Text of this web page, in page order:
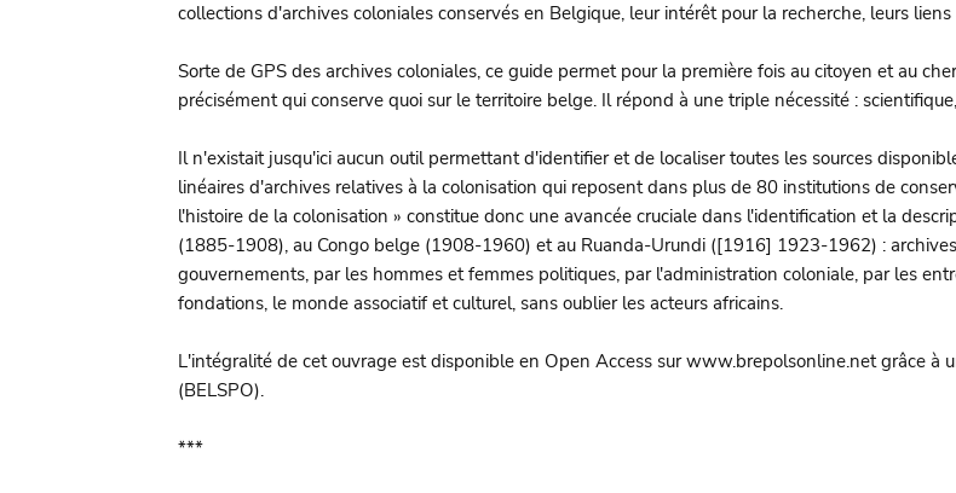
collections d'archives coloniales conservés en Belgique, leur intérêt pour la recherche, leurs
Sorte de GPS des archives coloniales, ce guide permet pour la première fois au citoyen et au
précisément qui conserve quoi sur le territoire belge. Il répond à une triple nécessité :
Il n'existait jusqu'ici aucun outil permettant d'identifier et de localiser toutes les sources
linéaires d'archives relatives à la colonisation qui reposent dans plus de 80 institutions de
l'histoire de la colonisation » constitue donc une avancée cruciale dans l'identification et la
(1885-1908), au Congo belge (1908-1960) et au Ruanda-Urundi ([1916] 1923-1962) :
gouvernements, par les hommes et femmes politiques, par l'administration coloniale, par les
fondations, le monde associatif et culturel, sans oublier les acteurs africains.
L'intégralité de cet ouvrage est disponible en Open Access sur www.brepolsonline.net grâce
(BELSPO).
***